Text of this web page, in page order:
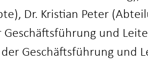
Dr. Kristian Peter
Geschäftsführung und
Geschäftsführung und